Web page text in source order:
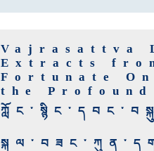
Vajrasattva
Extracts
Fortunate
the Profound